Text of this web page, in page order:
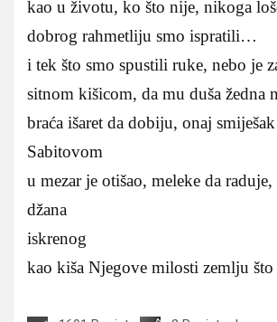
kao u životu, ko što nije, nikoga
dobrog rahmetliju smo ispratili…
i tek što smo spustili ruke, nebo je
sitnom kišicom, da mu duša žedna
braća išaret da dobiju, onaj
Sabitovom
u mezar je otišao, meleke da
džana
iskrenog
kao kiša Njegove milosti zemlju